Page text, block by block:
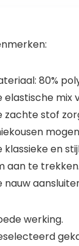
80%
elastische mix
zachte stof
klassieke en
aan te trekken.
nauw
werking.